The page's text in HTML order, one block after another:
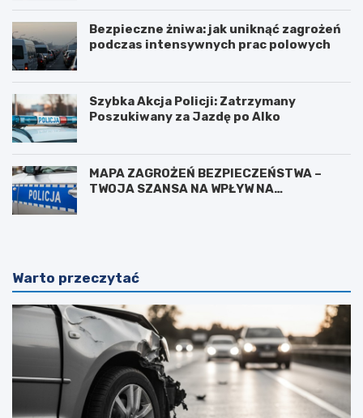
Bezpieczne żniwa: jak uniknąć zagrożeń
podczas intensywnych prac polowych
Szybka Akcja Policji: Zatrzymany
Poszukiwany za Jazdę po Alko
MAPA ZAGROŻEŃ BEZPIECZEŃSTWA –
TWOJA SZANSA NA WPŁYW NA
Warto przeczytać